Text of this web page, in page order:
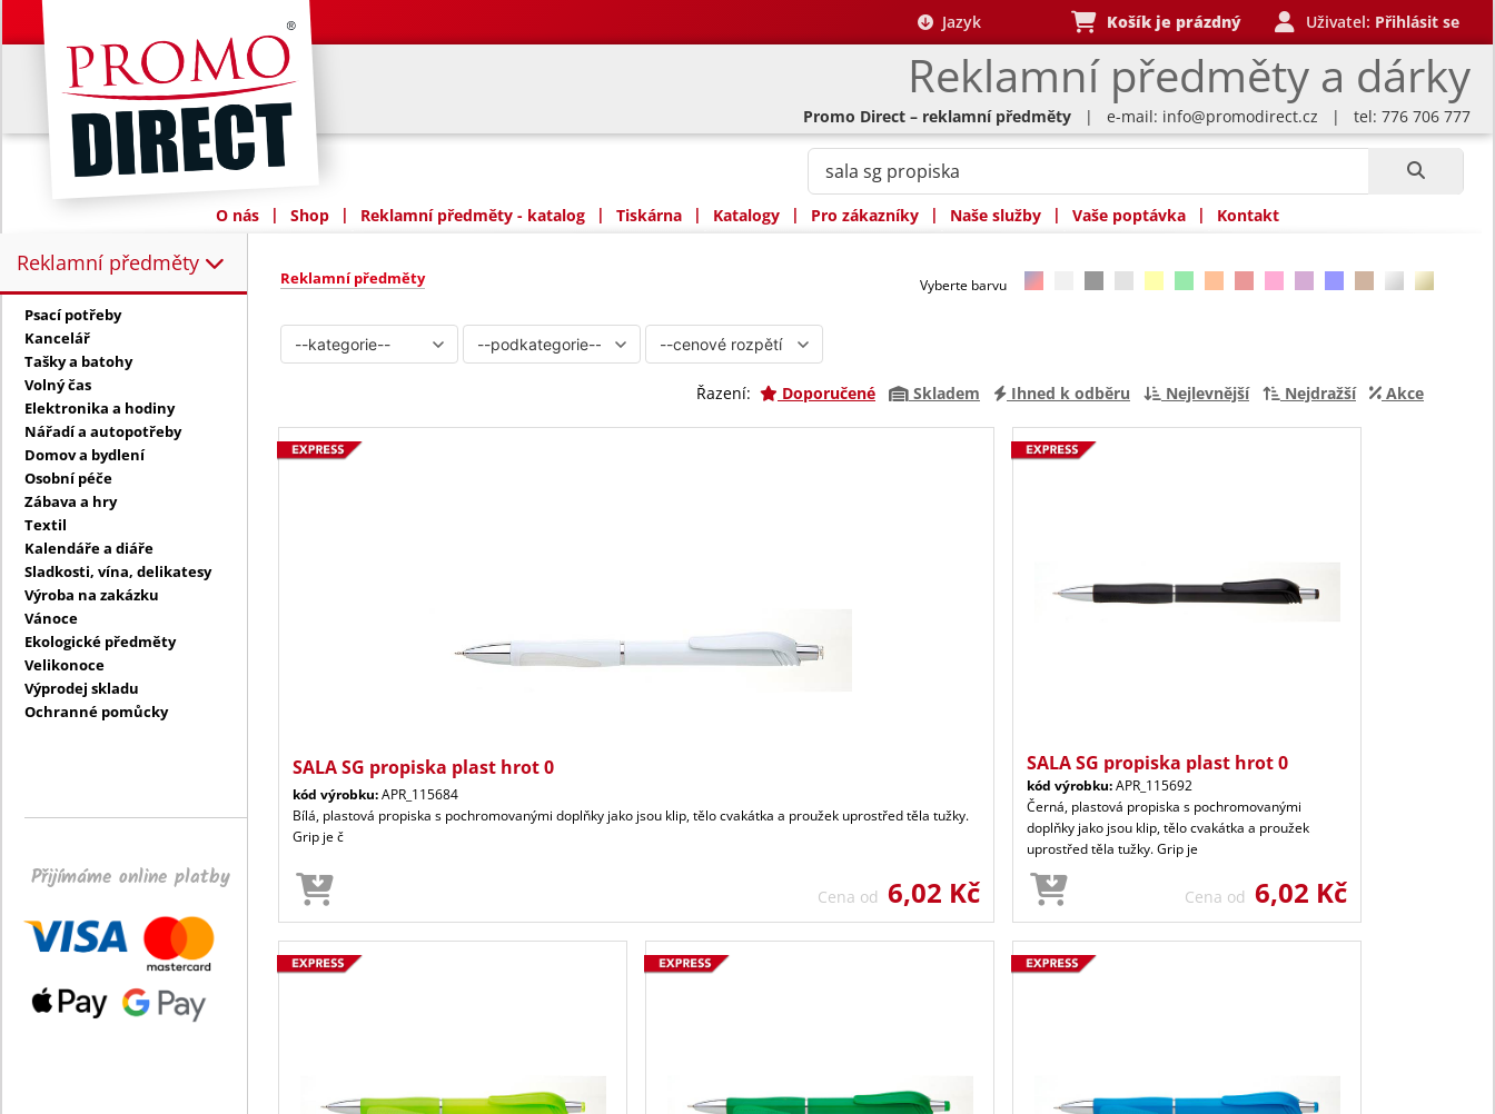
Reklamní předměty a dárky
Jazyk Košík je prázdný Uživatel: Přihlásit se
Promo Direct – reklamní předměty | e-mail: info@promodirect.cz | tel: 776 706 777
O nás | Shop | Reklamní předměty - katalog | Tiskárna | Katalogy | Pro zákazníky | Naše služby | Vaše poptávka | Kontakt
Reklamní předměty
Reklamní předměty:
Psací potřeby
Kancelář
Tašky a batohy
Volný čas
Elektronika a hodiny
Nářadí a autopotřeby
Domov a bydlení
Osobní péče
Zábava a hry
Textil
Kalendáře a diáře
Sladkosti, vína, delikatesy
Výroba na zakázku
Vánoce
Ekologické předměty
Velikonoce
Výprodej skladu
Ochranné pomůcky
Přijímáme online platby
Reklamní předměty Vyberte barvu
Řazení: Doporučené Skladem Ihned k odběru Nejlevnější Nejdražší Akce
SALA SG propiska plast hrot 0
kód výrobku:APR_115684
Bílá, plastová propiska s pochromovanými doplňky jako jsou klip, tělo cvakátka a proužek uprostřed těla tužky.
Grip je č
Cena od 6,02 Kč
SALA SG propiska plast hrot 0
kód výrobku:APR_115692
Černá, plastová propiska s pochromovanými
doplňky jako jsou klip, tělo cvakátka a proužek
uprostřed těla tužky. Grip je
Cena od 6,02 Kč